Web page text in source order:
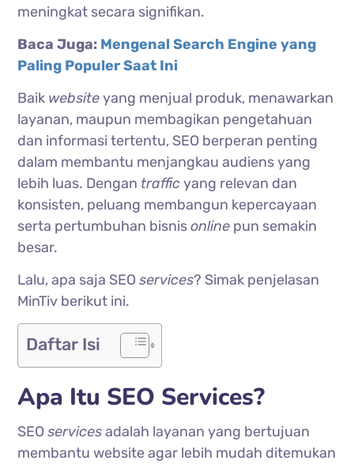
meningkat secara signifikan.
Baca Juga: Mengenal Search Engine yang
Paling Populer Saat Ini
Baik websiteyang menjual produk, menawarkan
layanan, maupun membagikan pengetahuan
dan informasi tertentu, SEO berperan penting
dalam membantu menjangkau audiens yang
lebih luas. Dengan trafficyang relevan dan
konsisten, peluang membangun kepercayaan
serta pertumbuhan bisnisonline pun semakin
besar.
Lalu, apa saja SEOservices? Simak penjelasan
MinTiv berikut ini.
Daftar Isi
Apa Itu SEO Services?
SEOservicesadalah layanan yang bertujuan
membantu website agar lebih mudah ditemukan